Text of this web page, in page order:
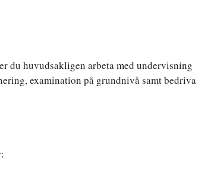
du huvudsakligen arbeta med undervisning
examination på grundnivå samt bedriva